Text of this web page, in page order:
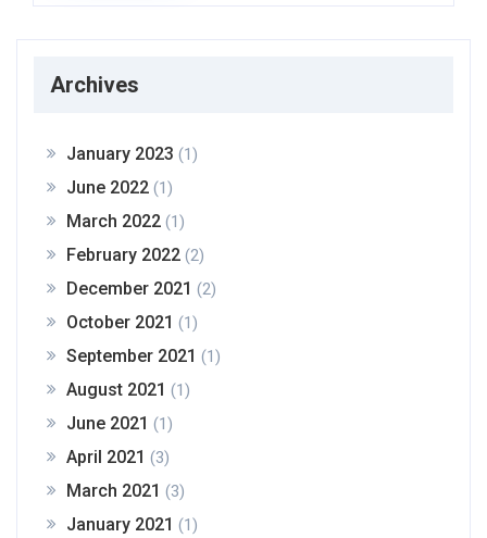
Archives
January 2023 (1)
June 2022 (1)
March 2022 (1)
February 2022 (2)
December 2021 (2)
October 2021 (1)
September 2021 (1)
August 2021 (1)
June 2021 (1)
April 2021 (3)
March 2021 (3)
January 2021 (1)